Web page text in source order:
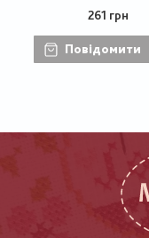
261 грн
Повідомити